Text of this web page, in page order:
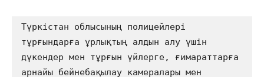
Түркістан облысының полицейлері
тұрғындарға ұрлықтың алдын алу үшін
дүкендер мен тұрғын үйлерге, ғимараттарға
арнайы бейнебақылау камералары мен